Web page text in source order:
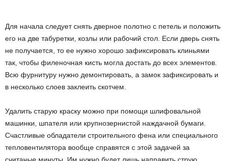
Для начала следует снять дверное полотно с петель и положить
его на две табуретки, козлы или рабочий стол. Если дверь снять
не получается, то ее нужно хорошо зафиксировать клиньями
так, чтобы филеночная кисть могла достать до всех элементов.
Всю фурнитуру нужно демонтировать, а замок зафиксировать и
в несколько слоев заклеить скотчем.
Удалить старую краску можно при помощи шлифовальной
машинки, шпателя или крупнозернистой наждачной бумаги.
Счастливые обладатели строительного фена или специального
тепловентилятора вообще справятся с этой задачей за